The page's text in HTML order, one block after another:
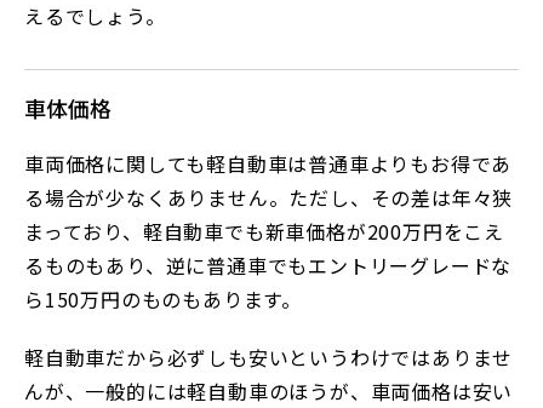
えるでしょう。
車体価格
車両価格に関しても軽自動車は普通車よりもお得であ
る場合が少なくありません。ただし、その差は年々狭
まっており、軽自動車でも新車価格が200万円をこえ
るものもあり、逆に普通車でもエントリーグレードな
ら150万円のものもあります。
軽自動車だから必ずしも安いというわけではありませ
んが、一般的には軽自動車のほうが、車両価格は安い